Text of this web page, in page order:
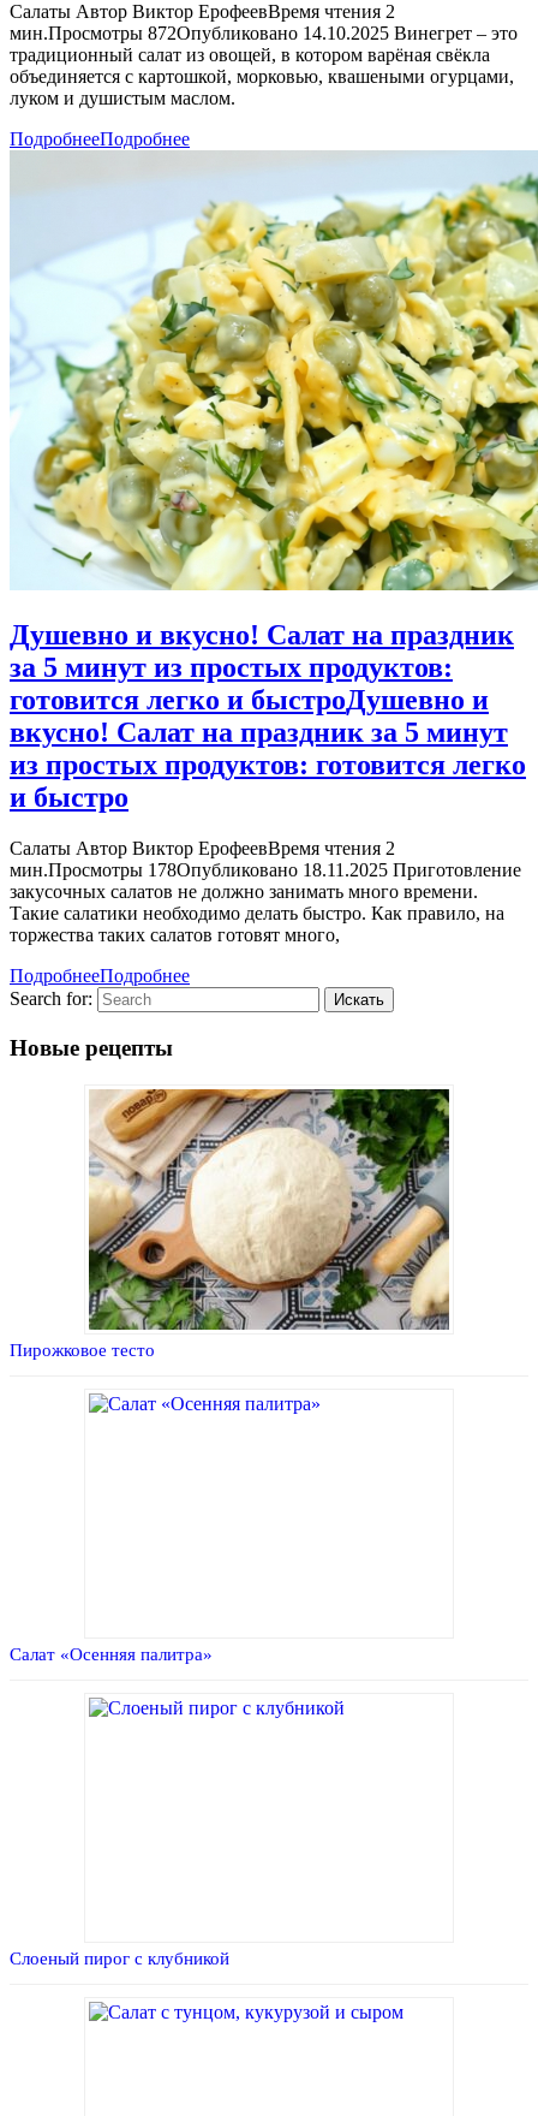
Салаты Автор Виктор ЕрофеевВремя чтения 2
мин.Просмотры 872Опубликовано 14.10.2025 Винегрет – это
традиционный салат из овощей, в котором варёная свёкла
объединяется с картошкой, морковью, квашеными огурцами,
луком и душистым маслом.
ПодробнееПодробнее
Душевно и вкусно! Салат на праздник
за 5 минут из простых продуктов:
готовится легко и быстроДушевно и
вкусно! Салат на праздник за 5 минут
из простых продуктов: готовится легко
и быстро
Салаты Автор Виктор ЕрофеевВремя чтения 2
мин.Просмотры 178Опубликовано 18.11.2025 Приготовление
закусочных салатов не должно занимать много времени.
Такие салатики необходимо делать быстро. Как правило, на
торжества таких салатов готовят много,
ПодробнееПодробнее
Search for:
Новые рецепты
Пирожковое тесто
Салат «Осенняя палитра»
Слоеный пирог с клубникой